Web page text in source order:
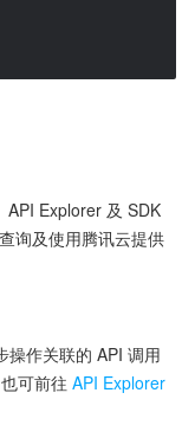
API Explorer 及 SDK
询及使用腾讯云提供
操作关联的 API 调用
可前往 API Explorer